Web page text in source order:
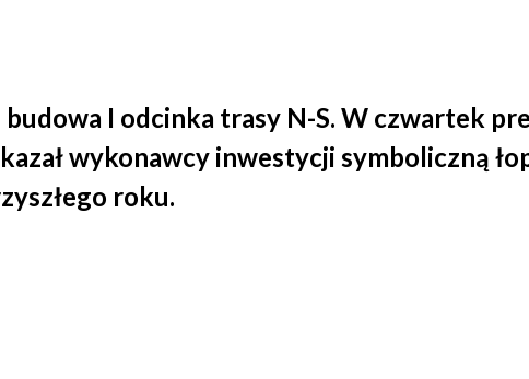
I odcinka trasy N-S. W czwartek
wykonawcy inwestycji symboliczną
roku.